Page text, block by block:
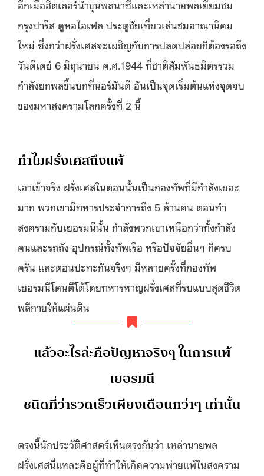
อีกเมื่อฮิตเลอร์นำขุนพลนาซีและเหล่านายพลเยี่ยมชม
กรุงปารีส ดูหอไอเฟล ประตูชัยเที่ยวเล่นชมอาณานิคม
ใหม่ ซึ่งกว่าฝรั่งเศสจะเผชิญกับการปลดปล่อยก็ต้องรอถึง
วันดีเดย์ 6 มิถุนายน ค.ศ.1944 ที่ชาติสัมพันธมิตรรวม
กำลังยกพลขึ้นบกที่นอร์มันดี อันเป็นจุดเริ่มต้นแห่งจุดจบ
ของมหาสงครามโลกครั้งที่ 2 นี้
ทำไมฝรั่งเศสถึงแพ้
เอาเข้าจริง ฝรั่งเศสในตอนนั้นเป็นกองทัพที่มีกำลังเยอะ
มาก พวกเขามีทหารประจำการถึง 5 ล้านคน ตอนทำ
สงครามกับเยอรมนีนั้น กำลังพวกเขาเหนือกว่าทั้งกำลัง
คนและรถถัง อุปกรณ์ทั้งทัพเรือ หรือปัจจัยอื่นๆ ก็ครบ
ครัน และตอนปะทะกันจริงๆ มีหลายครั้งที่กองทัพ
เยอรมนีโดนตีโต้โดยทหารหาญฝรั่งเศสที่รบแบบสุดชีวิต
พลีกายให้แผ่นดิน
แล้วอะไรล่ะคือปัญหาจริงๆ ในการแพ้
เยอรมนี
ชนิดที่ว่ารวดเร็วเพียงเดือนกว่าๆ เท่านั้น
ตรงนี้นักประวัติศาสตร์เห็นตรงกันว่า เหล่านายพล
ฝรั่งเศสนี่แหละคือผู้ที่ทำให้เกิดความพ่ายแพ้ในสงคราม